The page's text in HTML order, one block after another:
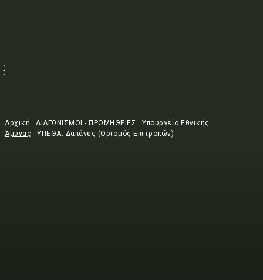
Αρχική ΔΙΑΓΩΝΙΣΜΟΙ - ΠΡΟΜΗΘΕΙΕΣ
Υπουργείο Εθνικής
Άμυνας
ΥΠΕΘΑ: Δαπάνες (Ορισμός Επιτροπών)